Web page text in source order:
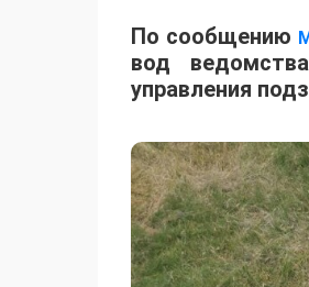
По сообщению
вод
управления